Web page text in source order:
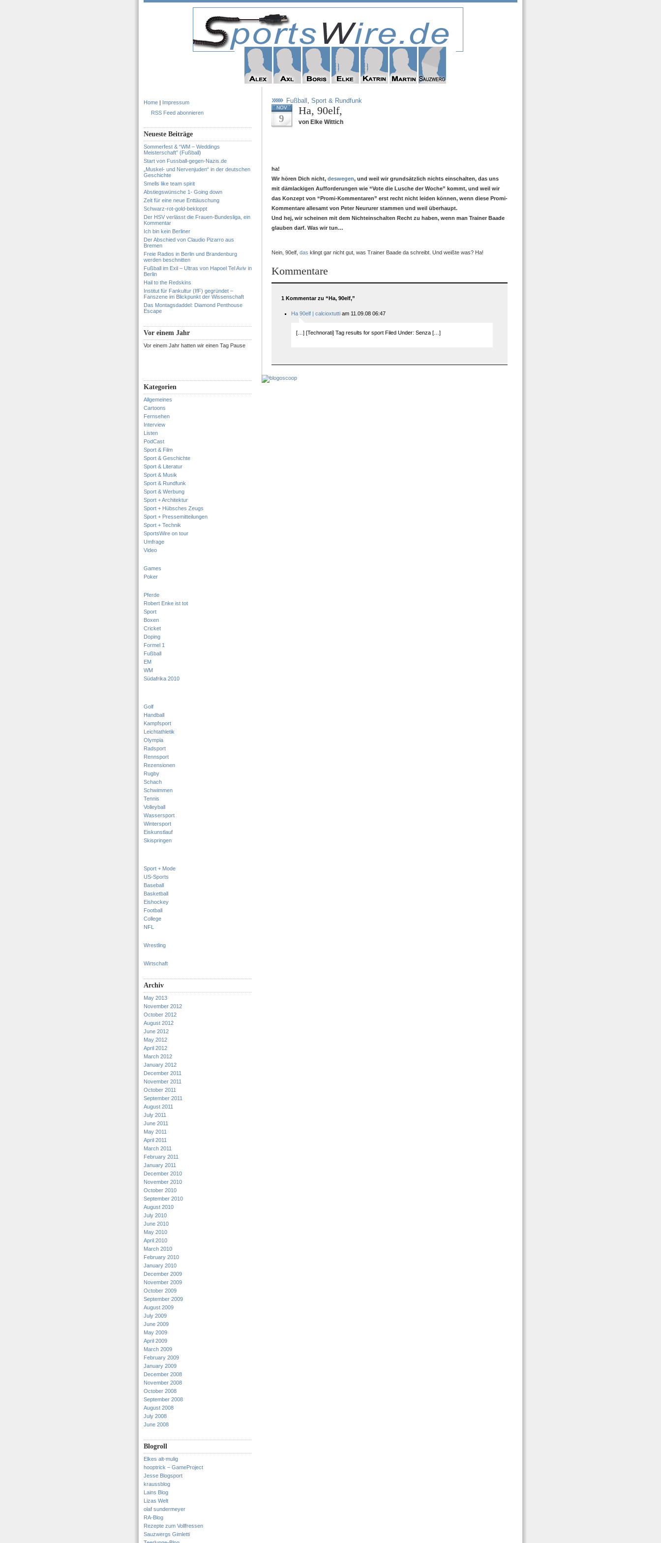
Home | Impressum
RSS Feed abonnieren
Neueste Beiträge
Sommerfest & “WM – Weddings
Meisterschaft” (Fußball)
Start von Fussball-gegen-Nazis.de
„Muskel- und Nervenjuden“ in der deutschen
Geschichte
Smells like team spirit
Abstiegswünsche 1- Going down
Zeit für eine neue Enttäuschung
Schwarz-rot-gold-bekloppt
Der HSV verlässt die Frauen-Bundesliga, ein
Kommentar
Ich bin kein Berliner
Der Abschied von Claudio Pizarro aus
Bremen
Freie Radios in Berlin und Brandenburg
werden beschnitten
Fußball im Exil – Ultras von Hapoel Tel Aviv in
Berlin
Hail to the Redskins
Institut für Fankultur (IfF) gegründet –
Fanszene im Blickpunkt der Wissenschaft
Das Montagsdaddel: Diamond Penthouse
Escape
Vor einem Jahr
Vor einem Jahr hatten wir einen Tag Pause
Kategorien
Allgemeines
Cartoons
Fernsehen
Interview
Listen
PodCast
Sport & Film
Sport & Geschichte
Sport & Literatur
Sport & Musik
Sport & Rundfunk
Sport & Werbung
Sport + Architektur
Sport + Hübsches Zeugs
Sport + Pressemitteilungen
Sport + Technik
SportsWire on tour
Umfrage
Video
Games
Poker
Pferde
Robert Enke ist tot
Sport
Boxen
Cricket
Doping
Formel 1
Fußball
EM
WM
Südafrika 2010
Golf
Handball
Kampfsport
Leichtathletik
Olympia
Radsport
Rennsport
Rezensionen
Rugby
Schach
Schwimmen
Tennis
Volleyball
Wassersport
Wintersport
Eiskunstlauf
Skispringen
Sport + Mode
US-Sports
Baseball
Basketball
Eishockey
Football
College
NFL
Wrestling
Wirtschaft
Archiv
May 2013
November 2012
October 2012
August 2012
June 2012
May 2012
April 2012
March 2012
January 2012
December 2011
November 2011
October 2011
September 2011
August 2011
July 2011
June 2011
May 2011
April 2011
March 2011
February 2011
January 2011
December 2010
November 2010
October 2010
September 2010
August 2010
July 2010
June 2010
May 2010
April 2010
March 2010
February 2010
January 2010
December 2009
November 2009
October 2009
September 2009
August 2009
July 2009
June 2009
May 2009
April 2009
March 2009
February 2009
January 2009
December 2008
November 2008
October 2008
September 2008
August 2008
July 2008
June 2008
Blogroll
Elkes alt-mulig
hooptrick – GameProject
Jesse Blogsport
kraussblog
Lains Blog
Lizas Welt
olaf sundermeyer
RA-Blog
Rezepte zum Vollfressen
Sauzwergs Gimletti
Fußball , Sport & Rundfunk
NOV
9
Ha, 90elf,
von Elke Wittich
ha!
Wir hören Dich nicht, deswegen, und weil wir grundsätzlich nichts einschalten, das uns
mit dämlackigen Aufforderungen wie “Vote die Lusche der Woche” kommt, und weil wir
das Konzept von “Promi-Kommentaren” erst recht nicht leiden können, wenn diese Promi-
Kommentare allesamt von Peter Neururer stammen und weil überhaupt.
Und hej, wir scheinen mit dem Nichteinschalten Recht zu haben, wenn man Trainer Baade
glauben darf. Was wir tun…
Nein, 90elf, das klingt gar nicht gut, was Trainer Baade da schreibt. Und weißte was? Ha!
Kommentare
1 Kommentar zu “Ha, 90elf,”
Ha 90elf | calcioxtutti am 11.09.08 06:47
[…] [Technorati] Tag results for sport Filed Under: Senza […]